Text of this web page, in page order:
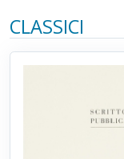
CLASSICI